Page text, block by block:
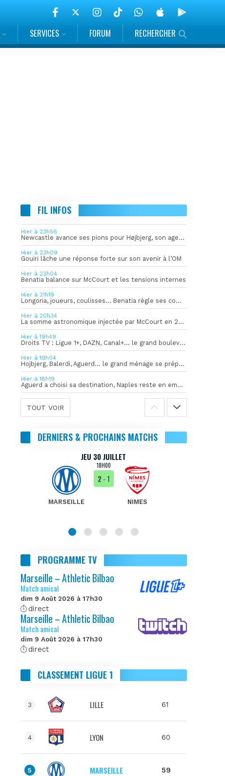
SERVICES FORUM RECHERCHER
FIL INFOS
Hier à 23h56
Newcastle avance ses pions pour Højbjerg, son agent sort du silence
Hier à 23h09
Gouiri lâche une réponse forte sur son avenir à l’OM
Hier à 22h04
Benatia balance sur McCourt et les tensions internes
Hier à 21h19
Longoria, joueurs, coulisses… Benatia règle ses comptes !
Hier à 20h34
La somme astronomique injectée par McCourt en 2026 pour soutenir l’OM
Hier à 19h49
Droits TV : Ligue 1+, DAZN, Canal+… le grand bouleversement
Hier à 19h04
Hojbjerg, Balerdi, Aguerd… le grand ménage se prépare
Hier à 18h19
Aguerd a choisi sa destination, Naples reste en embuscade
TOUT VOIR
DERNIERS & PROCHAINS MATCHS
JEU 30 JUILLET
18H00
MARSEILLE
2- 1
NIMES
PROGRAMME TV
Marseille – Athletic Bilbao
Match amical
dim 9 Août 2026 à 17h30
direct
Marseille – Athletic Bilbao
Match amical
dim 9 Août 2026 à 17h30
direct
CLASSEMENT LIGUE 1
3 LILLE 61
4 LYON 60
5 MARSEILLE 59